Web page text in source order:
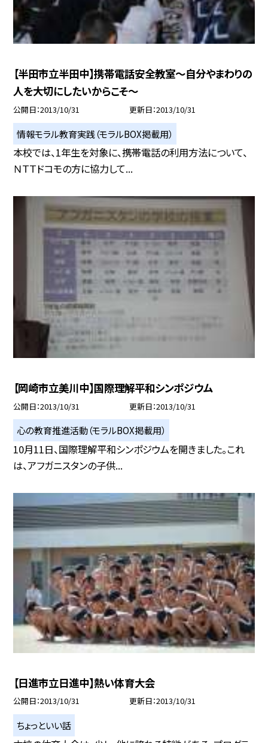
【半田市立半田中】携帯電話安全教室〜自分やまわりの
人を大切にしたいからこそ〜
公開日 2013/10/31 更新日 2013/10/31
情報モラル教育実践（モラルBOX掲載用）
本校では、1年生を対象に、携帯電話の利用方法について、
ＮＴＴドコモの方に協力して...
【岡崎市立美川中】国際理解平和シンポジウム
公開日 2013/10/31 更新日 2013/10/31
心の教育推進活動（モラルBOX掲載用）
10月11日、国際理解平和シンポジウムを開きました。これ
は、アフガニスタンの子供...
【日進市立日進中】熱い体育大会
公開日 2013/10/31 更新日 2013/10/31
ちょっといい話